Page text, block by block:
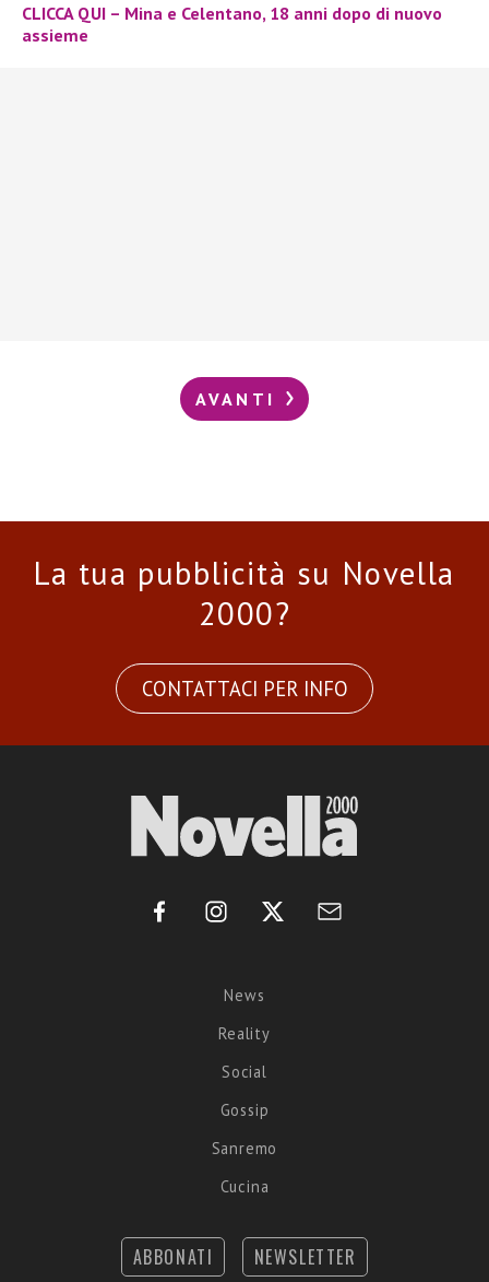
CLICCA QUI – Mina e Celentano, 18 anni dopo di nuovo
assieme
AVANTI
La tua pubblicità su Novella
2000?
CONTATTACI PER INFO
News
Reality
Social
Gossip
Sanremo
Cucina
ABBONATI NEWSLETTER